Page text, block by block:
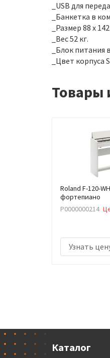
_USB для
_Банкетка в
_Размер 88 x
_Вес 52 кг.
_Блок
_Цвет корпуса
Товары
Roland F-120-
фортепиано
Р0000000214
Узнать
Каталог